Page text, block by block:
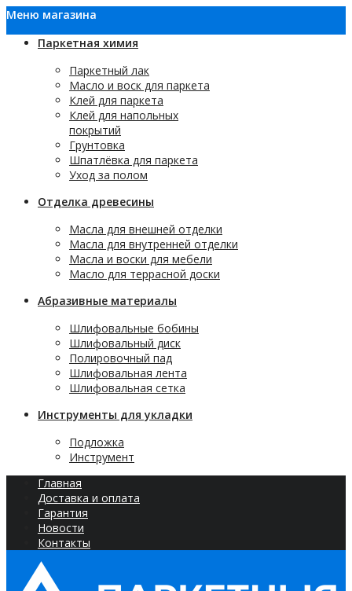
Меню магазина
Паркетная химия
Паркетный лак
Масло и воск для паркета
Клей для паркета
Клей для напольных
покрытий
Грунтовка
Шпатлёвка для паркета
Уход за полом
Отделка древесины
Масла для внешней отделки
Масла для внутренней отделки
Масла и воски для мебели
Масло для террасной доски
Абразивные материалы
Шлифовальные бобины
Шлифовальный диск
Полировочный пад
Шлифовальная лента
Шлифовальная сетка
Инструменты для укладки
Подложка
Инструмент
Главная
Доставка и оплата
Гарантия
Новости
Контакты